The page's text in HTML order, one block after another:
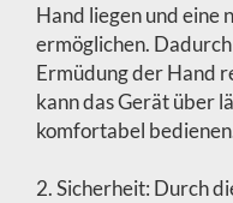
Hand liegen und eine
ermöglichen.
Ermüdung der Hand
kann das Gerät über
komfortabel
2. Sicherheit: Durch